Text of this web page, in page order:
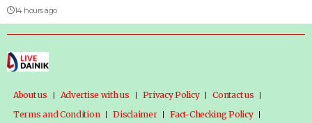
14 hours ago
About us Advertise with us Privacy Policy
Contact us
Terms and Condition
Disclaimer Fact-Checking Policy